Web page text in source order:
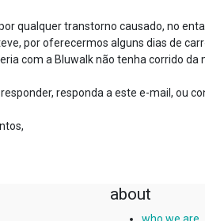
qualquer transtorno causado, no
por oferecermos alguns dias de
com a Bluwalk não tenha corrido da
responda a este e-mail, ou
about